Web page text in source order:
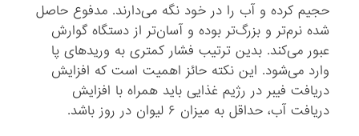
حجیم کرده و آب را در خود نگه می‌دارند. مدفوع حاصل
شده نرم‌تر و بزرگ‌تر بوده و آسان‌تر از دستگاه گوارش
عبور می‌کند. بدین ترتیب فشار کمتری به وریدهای پا
وارد می‌شود. این نکته حائز اهمیت است که افزایش
دریافت فیبر در رژیم غذایی باید همراه با افزایش
دریافت آب، حداقل به میزان ۶ لیوان در روز باشد.